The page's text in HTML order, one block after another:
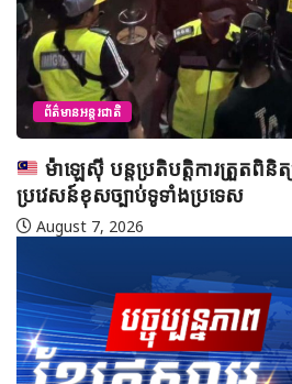
ព័ត៌មានអន្តរជាតិ
តួកគីយ៉េ៖ កចិ្ចព្រមព្រៀងការពាររួមជ
និងប៉ាគីស្ថាន អាចពង្រីកដល់អេហ្ស៊ីប
August 10, 2026